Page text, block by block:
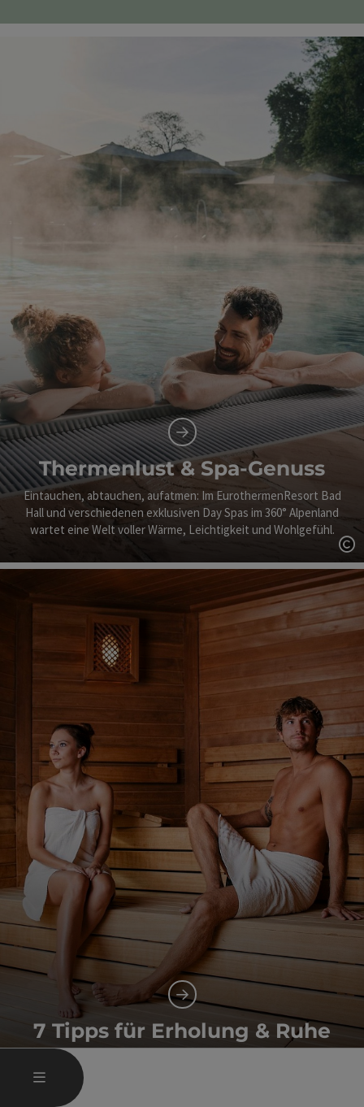
MENÜ
Thermenlust & Spa-Genuss
Eintauchen, abtauchen, aufatmen: Im EurothermenResort Bad
Hall und verschiedenen exklusiven Day Spas im 360° Alpenland
wartet eine Welt voller Wärme, Leichtigkeit und Wohlgefühl.
7 Tipps für Erholung & Ruhe